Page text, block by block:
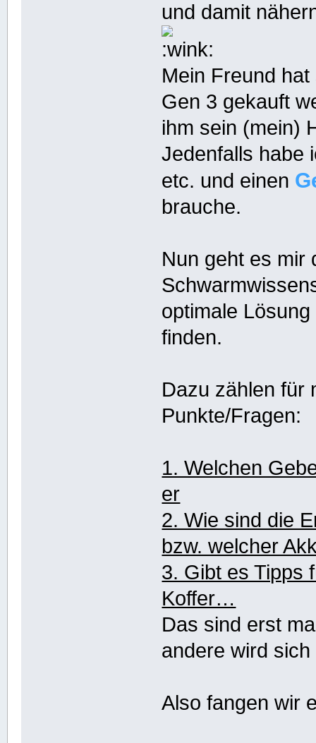
und damit
Mein Freund
Gen 3 gekauft
ihm sein (mein)
Jedenfalls habe
etc. und einen
brauche.
Nun geht es mir
optimale
finden.
Dazu zählen für
Punkte/Fragen:
1. Welchen
er
2. Wie sind die
bzw. welcher
3. Gibt es Tipps
Koffer…
Das sind erst
andere wird
Also fangen wir